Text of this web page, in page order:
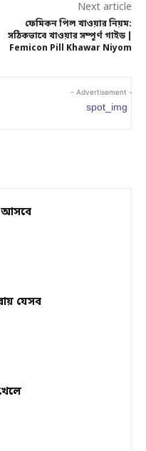
Next article
ফেমিকন পিল খাওয়ার নিয়ম:
সঠিকভাবে খাওয়ার সম্পূর্ণ গাইড |
Femicon Pill Khawar Niyom
- Advertisement -
আসবে
যেসব